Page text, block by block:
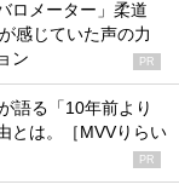
ロメーター」柔道
感じていた声の力
ン
PR
語る「10年前より
とは。［MVVりらい
PR